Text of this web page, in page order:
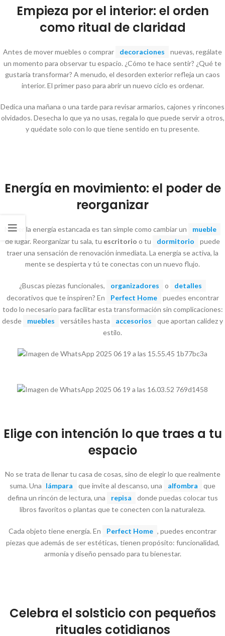
Empieza por el interior: el orden
como ritual de claridad
Antes de mover muebles o comprar decoraciones
nuevas, regálate
un momento para observar tu espacio. ¿Cómo te hace sentir? ¿Qué te
gustaría transformar? A menudo, el desorden exterior refleja un caos
interior. El primer paso para abrir un nuevo ciclo es ordenar.
Dedica una mañana o una tarde para revisar armarios, cajones y rincones
olvidados. Desecha lo que ya no usas, regala lo que puede servir a otros,
y quédate solo con lo que tiene sentido en tu presente.
Energía en movimiento: el poder de
reorganizar
Mover la energía estancada es tan simple como cambiar un
mueble
de lugar. Reorganizar tu sala, tu escritorio o tu dormitorio
puede
traer una sensación de renovación inmediata. La energía se activa, la
mente se despierta y tú te conectas con un nuevo flujo.
¿Buscas piezas funcionales, organizadores o
detalles
decorativos que te inspiren? En
Perfect Home
puedes encontrar
todo lo necesario para facilitar esta transformación sin complicaciones:
desde
muebles versátiles hasta accesorios
que aportan calidez y
estilo.
Elige con intención lo que traes a tu
espacio
No se trata de llenar tu casa de cosas, sino de elegir lo que realmente
suma. Una lámpara que invite al descanso, una alfombra
que
defina un rincón de lectura, una
repisa
donde puedas colocar tus
libros favoritos o plantas que te conecten con la naturaleza.
Cada objeto tiene energía. En Perfect Home , puedes encontrar
piezas que además de ser estéticas, tienen propósito: funcionalidad,
armonía y diseño pensado para tu bienestar.
Celebra el solsticio con pequeños
rituales cotidianos